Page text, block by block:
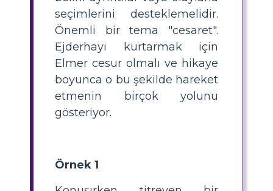
seçimlerini desteklemelidir.
Önemli bir tema "cesaret".
Ejderhayı kurtarmak için
Elmer cesur olmalı ve hikaye
boyunca o bu şekilde hareket
etmenin birçok yolunu
gösteriyor.
Örnek 1